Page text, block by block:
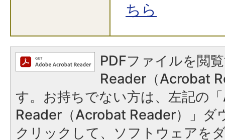
ちら
PDFファイルを閲
Reader（Acrobat
す。お持ちでない方は、左記の
Reader（Acrobat Reader）」ダ
クリックして、ソフトウェアを